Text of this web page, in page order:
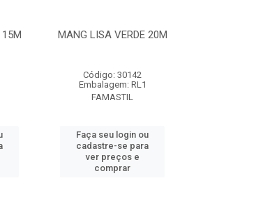
15M MANG LISA VERDE 20M
Código: 30142
Embalagem: RL1
FAMASTIL
Faça seu login ou
cadastre-se para
ver preços e
comprar